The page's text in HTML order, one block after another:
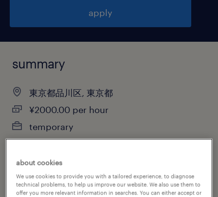
apply
summary
東京都品川区, 東京都
¥2000.00 per hour
temporary
job category
about cookies
We use cookies to provide you with a tailored experience, to diagnose
technical problems, to help us improve our website. We also use them to
offer you more relevant information in searches. You can either accept or